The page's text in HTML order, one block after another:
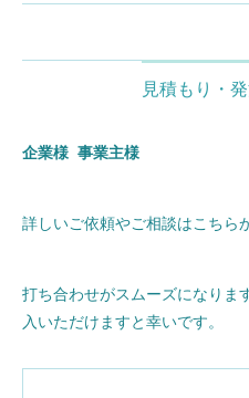
見積もり・
企業様 事業主様
詳しいご依頼やご相談はこちら
打ち合わせがスムーズになりま
入いただけますと幸いです。